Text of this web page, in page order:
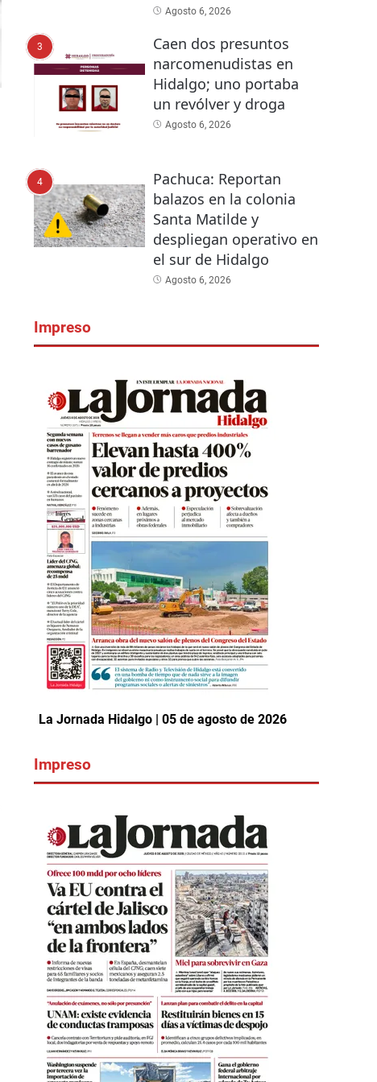
Agosto 6, 2026
3
Caen dos presuntos
narcomenudistas en
Hidalgo; uno portaba
un revólver y droga
Agosto 6, 2026
4
Pachuca: Reportan
balazos en la colonia
Santa Matilde y
despliegan operativo en
el sur de Hidalgo
Agosto 6, 2026
Impreso
La Jornada Hidalgo | 05 de agosto de 2026
Impreso